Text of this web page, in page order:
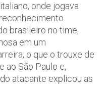
onde jogava
brasileiro no time,
em um
o que o trouxe de
ao São Paulo e,
atacante explicou as